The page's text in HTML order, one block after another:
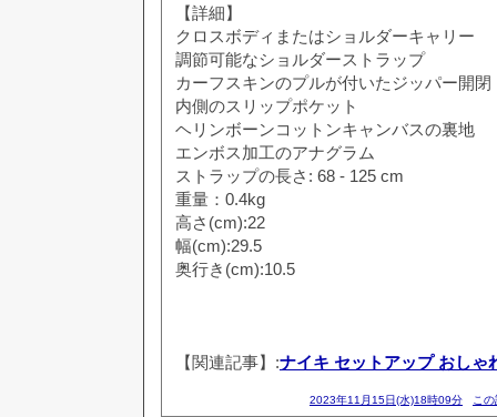
【詳細】
クロスボディまたはショルダーキャリー
調節可能なショルダーストラップ
カーフスキンのプルが付いたジッパー開閉
内側のスリップポケット
ヘリンボーンコットンキャンバスの裏地
エンボス加工のアナグラム
ストラップの長さ: 68 - 125 cm
重量：0.4kg
高さ(cm):22
幅(cm):29.5
奥行き(cm):10.5
【関連記事】:ナイキ セットアップ おしゃ
2023年11月15日(水)18時09分 こ